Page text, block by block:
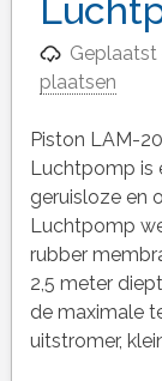
plaatsen
Piston LAM-
Luchtpomp is
geruisloze en
Luchtpomp
rubber
2,5 meter
de maximale
uitstromer,